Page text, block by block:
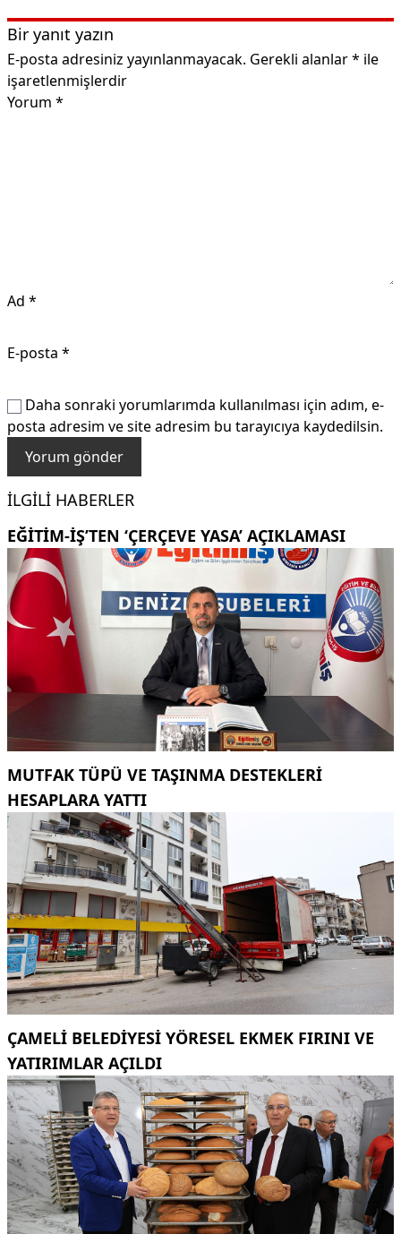
Bir yanıt yazın
E-posta adresiniz yayınlanmayacak. Gerekli alanlar* ile
işaretlenmişlerdir
Yorum *
Ad *
E-posta *
Daha sonraki yorumlarımda kullanılması için adım, e-
posta adresim ve site adresim bu tarayıcıya kaydedilsin.
İLGILI HABERLER
EĞITIM-İŞ’TEN ‘ÇERÇEVE YASA’ AÇIKLAMASI
MUTFAK TÜPÜ VE TAŞINMA DESTEKLERI
HESAPLARA YATTI
ÇAMELI BELEDIYESI YÖRESEL EKMEK FIRINI VE
YATIRIMLAR AÇILDI